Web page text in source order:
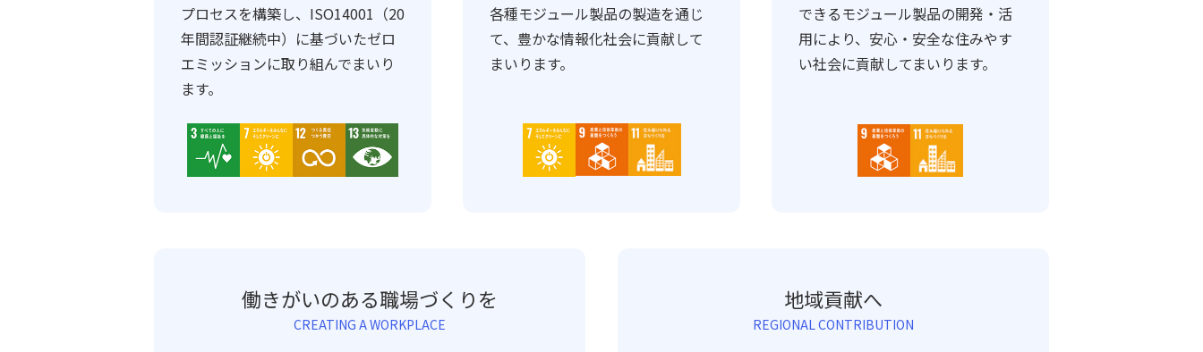
プロセスを構築し、ISO14001（20
年間認証継続中）に基づいたゼロ
エミッションに取り組んでまいり
ます。
各種モジュール製品の製造を通じ
て、豊かな情報化社会に貢献して
まいります。
できるモジュール製品の開発・活
用により、安心・安全な住みやす
い社会に貢献してまいります。
働きがいのある職場づくりを
CREATING A WORKPLACE
地域貢献へ
REGIONAL CONTRIBUTION